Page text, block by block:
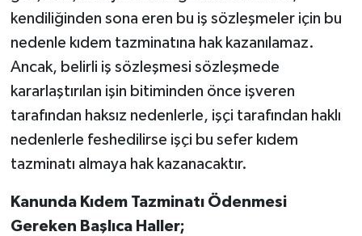
kendiliğinden sona eren bu iş sözleşmeler için bu
nedenle kıdem tazminatına hak kazanılamaz.
Ancak, belirli iş sözleşmesi sözleşmede
kararlaştırılan işin bitiminden önce işveren
tarafından haksız nedenlerle, işçi tarafından haklı
nedenlerle feshedilirse işçi bu sefer kıdem
tazminatı almaya hak kazanacaktır.
Kanunda Kıdem Tazminatı Ödenmesi
Gereken Başlıca Haller;